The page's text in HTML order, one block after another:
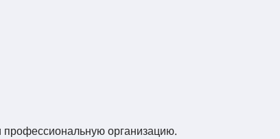
профессиональную организацию.